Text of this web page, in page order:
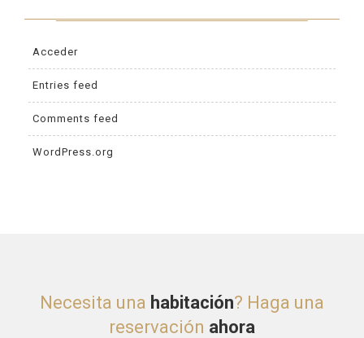
Acceder
Entries feed
Comments feed
WordPress.org
Necesita una habitación? Haga una
reservación ahora